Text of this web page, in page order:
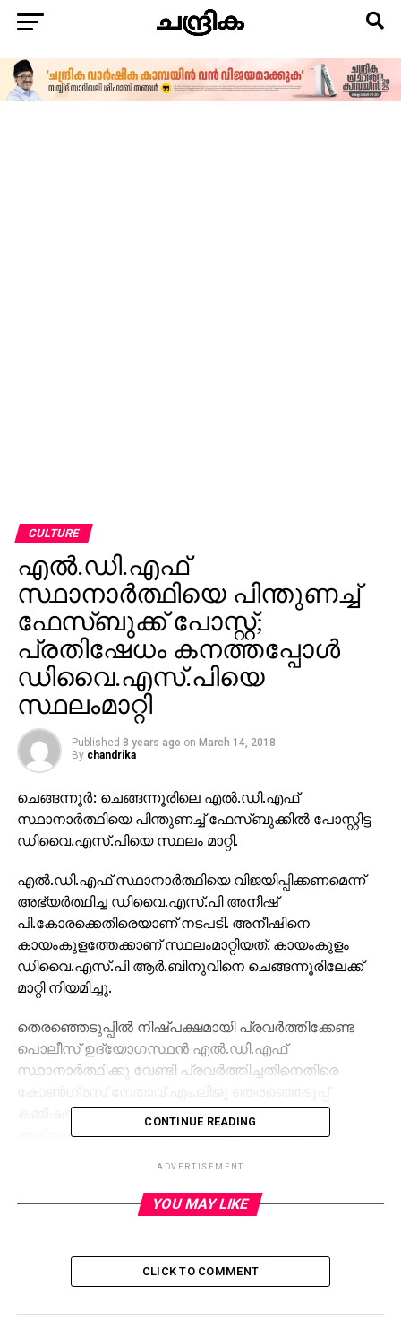
CULTURE
എല്‍.ഡി.എഫ്
സ്ഥാനാര്‍ത്ഥിയെ പിന്തുണച്ച്
ഫേസ്ബുക്ക് പോസ്റ്റ്;
പ്രതിഷേധം കനത്തപ്പോള്‍
ഡിവൈ.എസ്.പിയെ
സ്ഥലംമാറ്റി
Published 8 years ago on March 14, 2018
By chandrika
ചെങ്ങന്നൂര്‍: ചെങ്ങന്നൂരിലെ എല്‍.ഡി.എഫ്
സ്ഥാനാര്‍ത്ഥിയെ പിന്തുണച്ച് ഫേസ്ബുക്കില്‍ പോസ്റ്റിട്ട
ഡിവൈ.എസ്.പിയെ സ്ഥലം മാറ്റി.
എല്‍.ഡി.എഫ് സ്ഥാനാര്‍ത്ഥിയെ വിജയിപ്പിക്കണമെന്ന്
അഭ്യര്‍ത്ഥിച്ച ഡിവൈ.എസ്.പി അനീഷ്
പി.കോരക്കെതിരെയാണ് നടപടി. അനീഷിനെ
കായംകുളത്തേക്കാണ് സ്ഥലംമാറ്റിയത്. കായംകുളം
ഡിവൈ.എസ്.പി ആര്‍.ബിനുവിനെ ചെങ്ങന്നൂരിലേക്ക്
മാറ്റി നിയമിച്ചു.
തെരഞ്ഞെടുപ്പില്‍ നിഷ്പക്ഷമായി പ്രവര്‍ത്തിക്കേണ്ട
പൊലീസ് ഉദ്യോഗസ്ഥന്‍ എല്‍.ഡി.എഫ്
സ്ഥാനാര്‍ത്ഥിക്കു വേണ്ടി പ്രവര്‍ത്തിച്ചതിനെതിരെ
കമ്മീഷന് പരാതി നല്‍കിയിരുന്നു. ഇതിന്റെ
അടിസ്ഥാനത്തിലാണ് സ്ഥലംമാറ്റല്‍ നടപടി.
മാധ്യമങ്ങള്‍ക്ക് വിലക്ക്
മണ്ണെണ്ണയൊഴിച്ച് ആത്മഹത്യ ഭീഷണി മുഴക്കി
CONTINUE READING
ADVERTISEMENT
YOU MAY LIKE
CLICK TO COMMENT